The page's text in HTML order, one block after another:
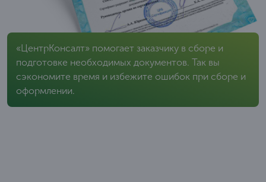
«ЦентрКонсалт» помогает заказчику в сборе и
подготовке необходимых документов. Так вы
сэкономите время и избежите ошибок при сборе и
оформлении.